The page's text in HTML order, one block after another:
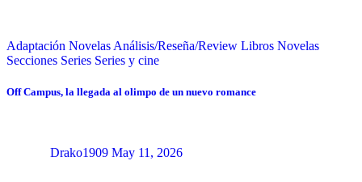
Adaptación Novelas Análisis/Reseña/Review Libros Novelas
Secciones Series Series y cine
Off Campus, la llegada al olimpo de un nuevo romance
Drako1909 May 11, 2026